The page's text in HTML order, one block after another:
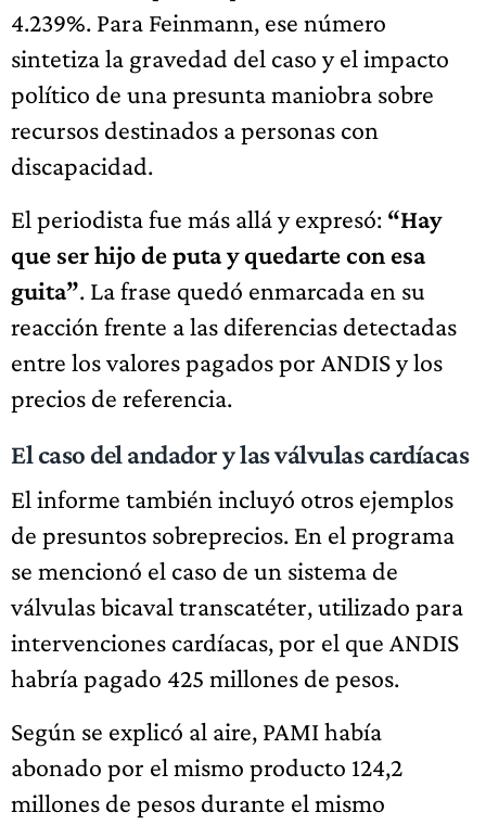
4.239%. Para Feinmann, ese número
sintetiza la gravedad del caso y el impacto
político de una presunta maniobra sobre
recursos destinados a personas con
discapacidad.
El periodista fue más allá y expresó: “Hay
que ser hijo de puta y quedarte con esa
guita”. La frase quedó enmarcada en su
reacción frente a las diferencias detectadas
entre los valores pagados por ANDIS y los
precios de referencia.
El caso del andador y las válvulas cardíacas
El informe también incluyó otros ejemplos
de presuntos sobreprecios. En el programa
se mencionó el caso de un sistema de
válvulas bicaval transcatéter, utilizado para
intervenciones cardíacas, por el que ANDIS
habría pagado 425 millones de pesos.
Según se explicó al aire, PAMI había
abonado por el mismo producto 124,2
millones de pesos durante el mismo